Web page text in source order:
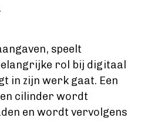
speelt
rol bij digitaal
in zijn werk gaat. Een
cilinder wordt
en wordt vervolgens